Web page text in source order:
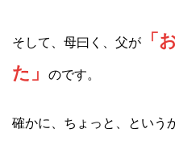
そして、母曰く、父が
「
た」
のです。
確かに、ちょっと、という